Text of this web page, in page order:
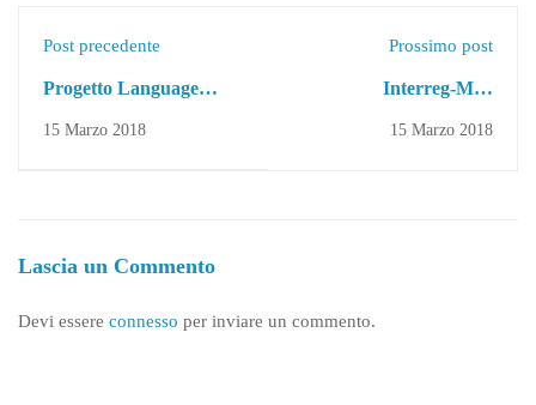
Post precedente
Progetto Language
15 Marzo 2018
Prossimo post
Interreg-Med
15 Marzo 2018
Lascia un Commento
Devi essere connesso per inviare un commento.